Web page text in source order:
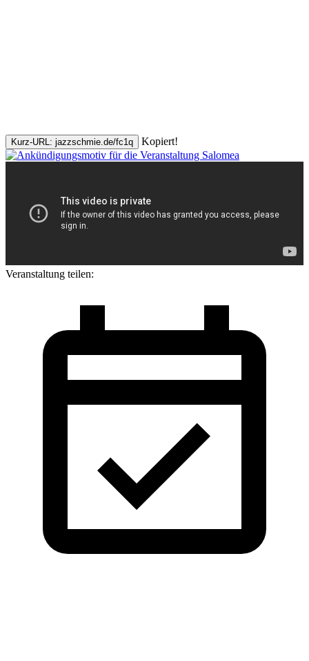
Kurz-URL: jazzschmie.de/fc1q Kopiert!
Veranstaltung teilen: